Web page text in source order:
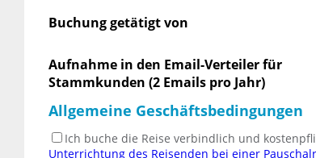
Buchung getätigt von
Aufnahme in den Email-Verteiler für
Stammkunden (2 Emails pro Jahr)
Allgemeine Geschäftsbedingungen
Ich buche die Reise verbindlich und
Unterrichtung des Reisenden bei einer